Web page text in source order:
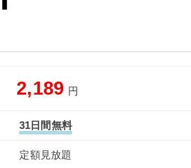
2,189 円
31日間無料
定額見放題